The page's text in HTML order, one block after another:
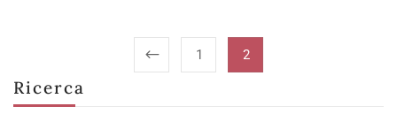
Ricerca
1 2